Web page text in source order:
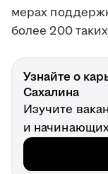
мерах
более 200
Узнайте о
Сахалина
Изучите
и